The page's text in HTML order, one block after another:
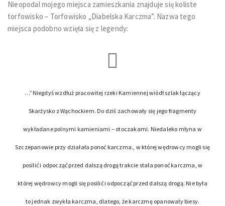
Nieopodal mojego miejsca zamieszkania znajduje się koliste
torfowisko – Torfowisko „Diabelska Karczma”. Nazwa tego
miejsca podobno wzięła się z legendy:
…”Niegdyś wzdłuż pracowitej rzeki Kamiennej wiódł szlak łączący
Skarżysko z Wąchockiem. Do dziś zachowały się jego fragmenty
wykładane polnymi kamieniami – otoczakami. Niedaleko młyna w
Szczepanowie przy działała ponoć karczma., w której wędrowcy mogli się
posilić i odpocząć przed dalszą drogą trakcie stała ponoć karczma, w
której wędrowcy mogli się posilić i odpocząć przed dalszą drogą. Nie była
to jednak zwykła karczma, dlatego, że karczmę opanowały biesy.